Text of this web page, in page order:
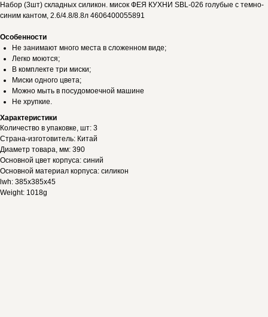
Набор (3шт) складных силикон. мисок ФЕЯ КУХНИ SBL-026 голубые с темно-
синим кантом, 2.6/4.8/8.8л 4606400055891
Особенности
Не занимают много места в сложенном виде;
Легко моются;
В комплекте три миски;
Миски одного цвета;
Можно мыть в посудомоечной машине
Не хрупкие.
Характеристики
Количество в упаковке, шт: 3
Страна-изготовитель: Китай
Диаметр товара, мм: 390
Основной цвет корпуса: синий
Основной материал корпуса: силикон
lwh: 385x385x45
Weight: 1018g